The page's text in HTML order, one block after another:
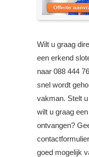
Wilt u graag
een erkend
naar 088 444
snel wordt
vakman. Stelt
wilt u graag
ontvangen?
goed mogelijk